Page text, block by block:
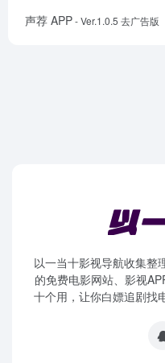
声荐 APP- Ver.1.0.5 去广告版
以一当十影视导航收集整
的免费电影网站、影视
十个用，让你白嫖追剧找